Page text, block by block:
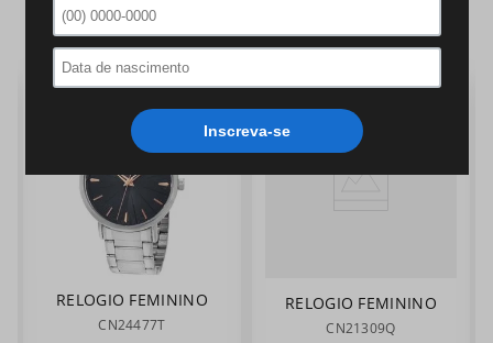
QUEM VIU, VIU TAMBÉM:
RELOGIO FEMININO
CHAMPION
CN24477T
RELOGIO FEMININO
CHAMPION
CN21309Q